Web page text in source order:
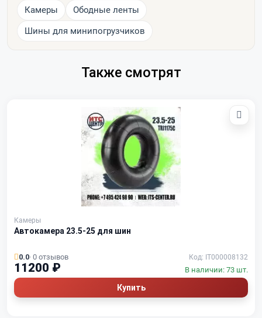
Камеры
Ободные ленты
Шины для минипогрузчиков
Также смотрят
Камеры
Автокамера 23.5-25 для шин
0.0· 0 отзывов Код: IT000008132
11200 ₽ В наличии: 73 шт.
Купить